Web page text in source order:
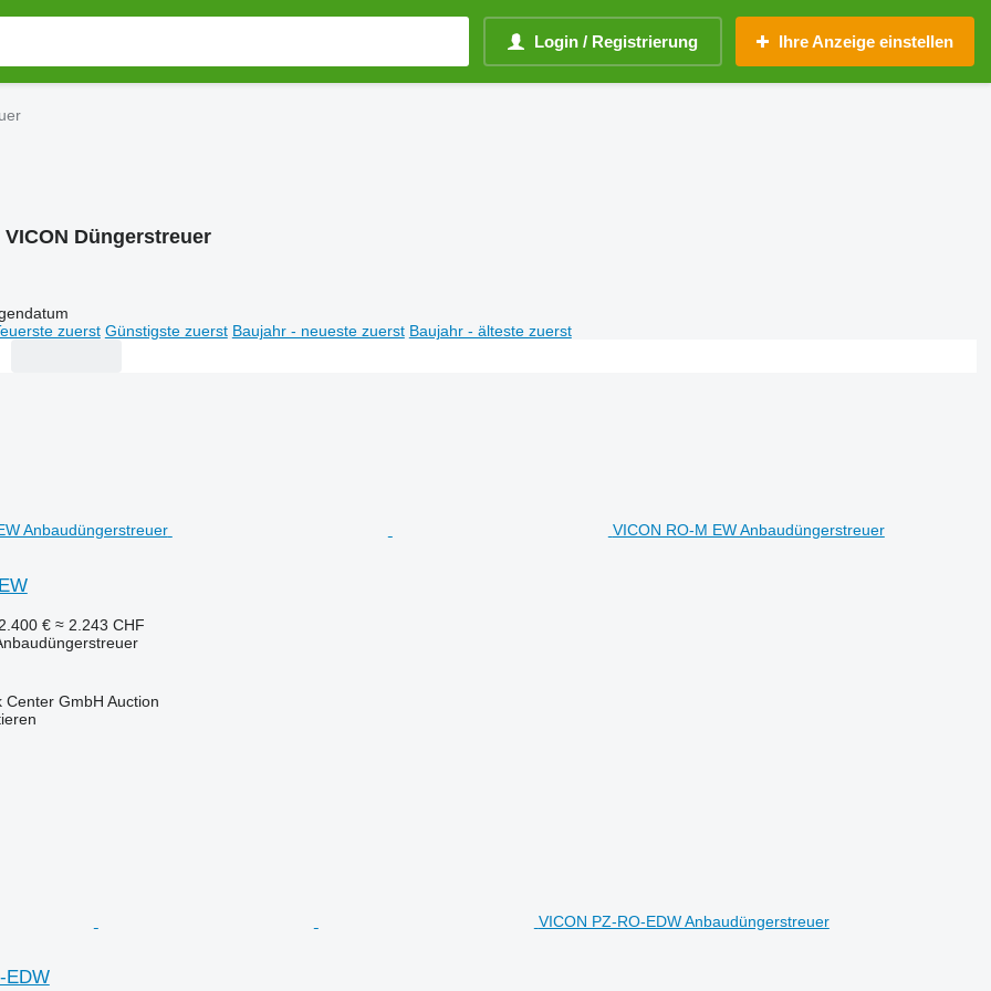
Login / Registrierung Ihre Anzeige einstellen
VICON Düngerstreuer
zuerst Günstigste zuerst Baujahr - neueste zuerst Baujahr - älteste zuerst
VICON RO-M EW Anbaudüngerstreuer
2.400 € ≈ 2.243 CHF
Center GmbH Auction
VICON PZ-RO-EDW Anbaudüngerstreuer
EDW